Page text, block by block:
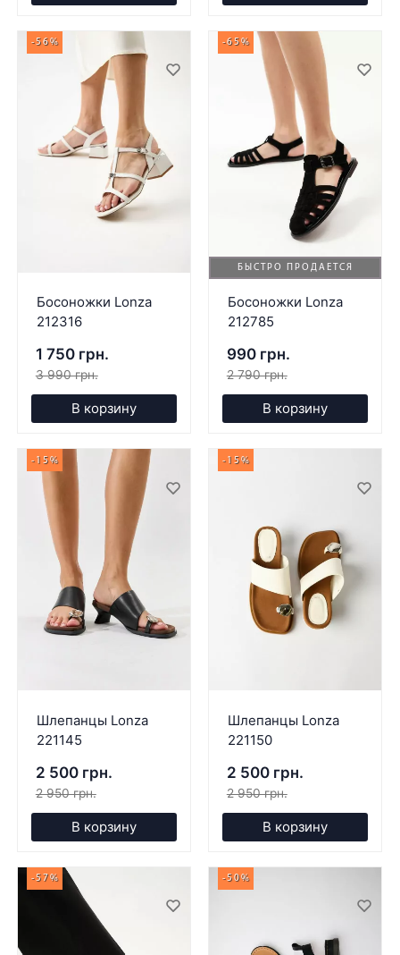
-56%
Босоножки Lonza
212316
1 750 грн.
3 990 грн.
В корзину
БЫСТРО ПРОДАЕТСЯ
-65%
Босоножки Lonza
212785
990 грн.
2 790 грн.
В корзину
-15%
Шлепанцы Lonza
221145
2 500 грн.
2 950 грн.
В корзину
-15%
Шлепанцы Lonza
221150
2 500 грн.
2 950 грн.
В корзину
-57% -50%